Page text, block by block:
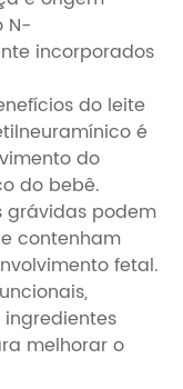
N-
incorporados
do leite
é
do
do bebê.
grávidas podem
contenham
fetal.
melhorar o